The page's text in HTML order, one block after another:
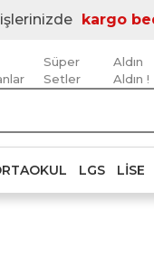
kargo
Süper
Setler
Aldın
Aldın !
LGS LISE